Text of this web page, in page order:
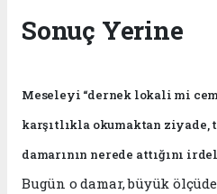
Sonuç Yerine
Meseleyi “dernek lokali mi
karşıtlıkla okumaktan ziyade,
damarının nerede attığını
Bugün o damar, büyük